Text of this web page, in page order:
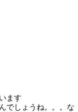
ます
でしょうね。。。な